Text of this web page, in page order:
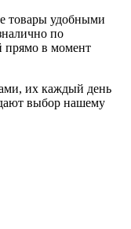
товары удобными
по
прямо в момент
их каждый день
выбор нашему